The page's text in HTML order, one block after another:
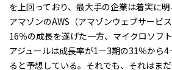
を上回っており、最大手の企業は着実に明
アマゾンのAWS（アマゾンウェブサービ
16％の成長を遂げた一方、マイクロソフ
アジュールは成長率が1－3期の31％から
ると予想している。それでも、それはまだ